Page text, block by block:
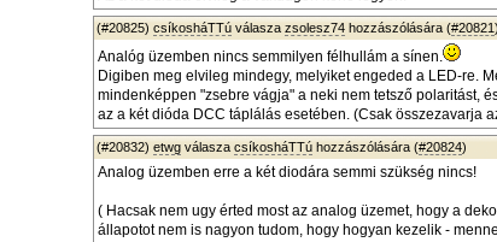
(#20825) csíkosháTTú válasza zsolesz74 hozzászólására (#20821)
Analóg üzemben nincs semmilyen félhullám a sínen.
Digiben meg elvileg mindegy, melyiket engeded a LED-re.
mindenképpen "zsebre vágja" a neki nem tetsző polaritást,
az a két dióda DCC táplálás esetében. (Csak összezavarja
(#20832) etwg válasza csíkosháTTú hozzászólására (#20824)
Analog üzemben erre a két diodára semmi szükség nincs!
( Hacsak nem ugy érted most az analog üzemet, hogy a
állapotot nem is nagyon tudom, hogy hogyan kezelik -